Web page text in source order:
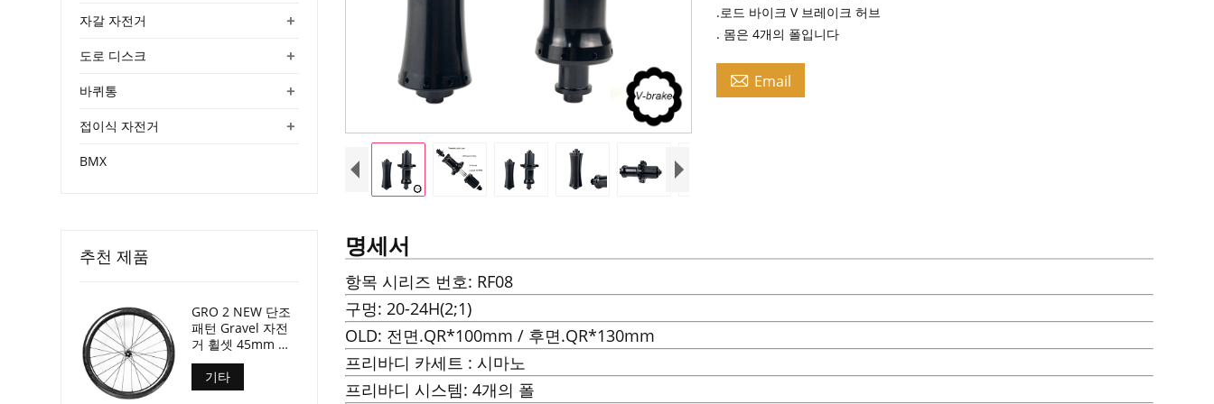
.로드 바이크 V 브레이크 허브
. 몸은 4개의 폴입니다
 Email
명세서
항목 시리즈 번호: RF08
구멍: 20-24H(2;1)
OLD: 전면.QR*100mm / 후면.QR*130mm
프리바디 카세트 : 시마노
프리바디 시스템: 4개의 폴
+
자갈 자전거
+
도로 디스크
+
바퀴통
+
접이식 자전거
BMX
추천 제품
GRO 2 NEW 단조
패턴 Gravel 자전
거 휠셋 45mm 깊
이 24mm 내부 너
기타